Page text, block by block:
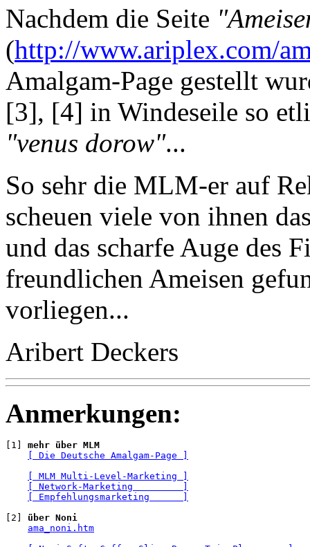
Nachdem die Seite
(http://www.ariplex.com/
Amalgam-Page gestellt
[3], [4] in Windeseile so
"venus dorow"...
So sehr die MLM-er auf
scheuen viele von ihnen
und das scharfe Auge des
freundlichen Ameisen
vorliegen...
Aribert Deckers
Anmerkungen:
[1] mehr über MLM
[ Die Deutsche Amalgam-Page ]
[ MLM Multi-Level-Marketing ]
[ Network-Marketing         ]
[ Empfehlungsmarketing      ]
[2] über Noni
ama_noni.htm